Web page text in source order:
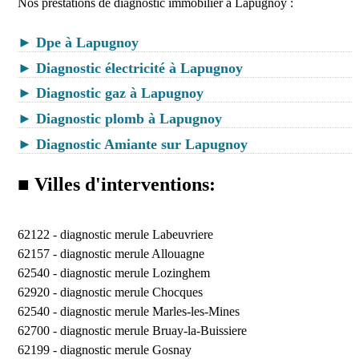
► Dpe à Lapugnoy
► Diagnostic électricité à Lapugnoy
► Diagnostic gaz à Lapugnoy
► Diagnostic plomb à Lapugnoy
► Diagnostic Amiante sur Lapugnoy
■ Villes d'interventions:
62122 - diagnostic merule Labeuvriere
62157 - diagnostic merule Allouagne
62540 - diagnostic merule Lozinghem
62920 - diagnostic merule Chocques
62540 - diagnostic merule Marles-les-Mines
62700 - diagnostic merule Bruay-la-Buissiere
62199 - diagnostic merule Gosnay